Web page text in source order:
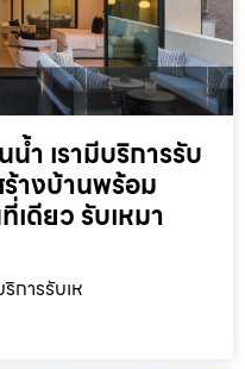
ำ เรามีบริการรับ
างบ้านพร้อม
ดียว รับเหมา
การรับเห